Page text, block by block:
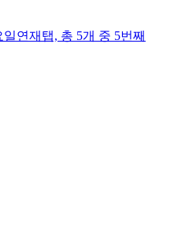
일연재 탭, 총 5개 중 5번째